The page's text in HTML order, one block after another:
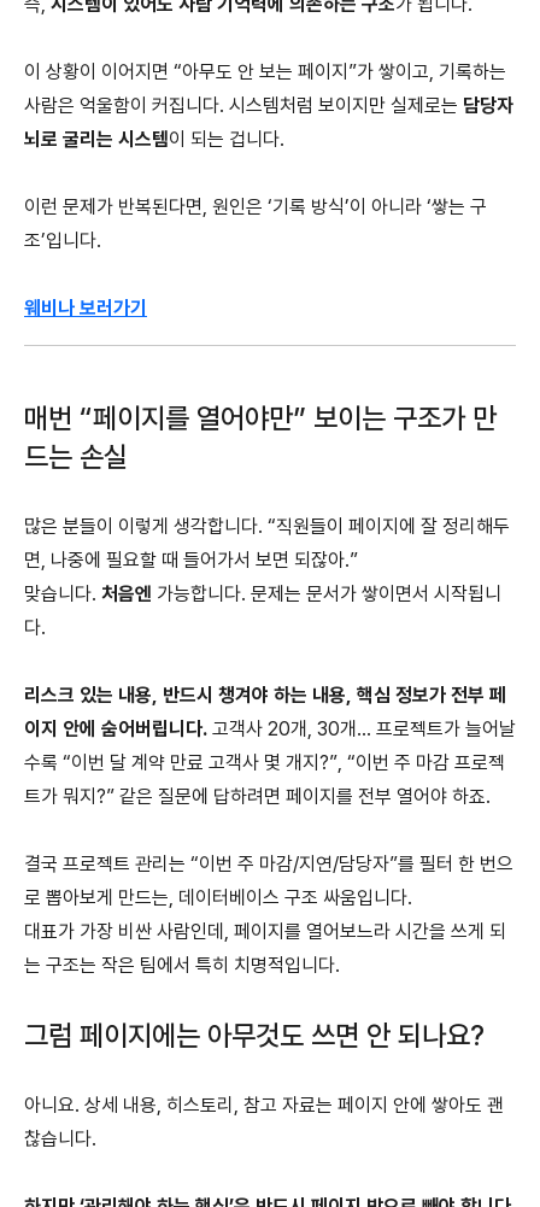
이 상황이 이어지면 “아무도 안 보는 페이지”가 쌓이고, 기록하는
사람은 억울함이 커집니다. 시스템처럼 보이지만 실제로는 담당자
뇌로 굴리는 시스템이 되는 겁니다.
이런 문제가 반복된다면, 원인은 ‘기록 방식’이 아니라 ‘쌓는 구
조’입니다.
웨비나 보러가기
매번 “페이지를 열어야만” 보이는 구조가 만
드는 손실
많은 분들이 이렇게 생각합니다. “직원들이 페이지에 잘 정리해두
면, 나중에 필요할 때 들어가서 보면 되잖아.”
맞습니다. 처음엔 가능합니다. 문제는 문서가 쌓이면서 시작됩니
다.
리스크 있는 내용, 반드시 챙겨야 하는 내용, 핵심 정보가 전부 페
이지 안에 숨어버립니다. 고객사 20개, 30개… 프로젝트가 늘어날
수록 “이번 달 계약 만료 고객사 몇 개지?”, “이번 주 마감 프로젝
트가 뭐지?” 같은 질문에 답하려면 페이지를 전부 열어야 하죠.
결국 프로젝트 관리는 “이번 주 마감/지연/담당자”를 필터 한 번으
로 뽑아보게 만드는, 데이터베이스 구조 싸움입니다.
대표가 가장 비싼 사람인데, 페이지를 열어보느라 시간을 쓰게 되
는 구조는 작은 팀에서 특히 치명적입니다.
그럼 페이지에는 아무것도 쓰면 안 되나요?
아니요. 상세 내용, 히스토리, 참고 자료는 페이지 안에 쌓아도 괜
찮습니다.